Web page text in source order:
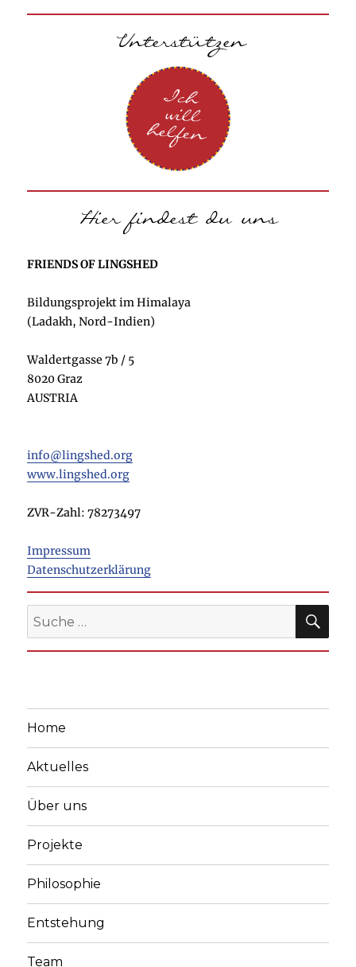
FRIENDS OF LINGSHED
Bildungsprojekt im Himalaya
(Ladakh, Nord-Indien)
Waldertgasse 7b / 5
8020 Graz
AUSTRIA
info@lingshed.org
www.lingshed.org
ZVR-Zahl: 78273497
Impressum
Datenschutzerklärung
Suche
Home
Aktuelles
Über uns
Projekte
Philosophie
Entstehung
Team